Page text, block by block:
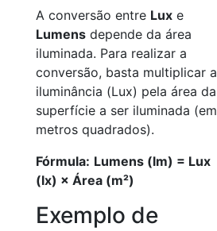
A conversão entre Lux e
Lumens depende da área
iluminada. Para realizar a
conversão, basta multiplicar a
iluminância (Lux) pela área da
superfície a ser iluminada (em
metros quadrados).
Fórmula: Lumens (lm) = Lux
(lx) × Área (m²)
Exemplo de